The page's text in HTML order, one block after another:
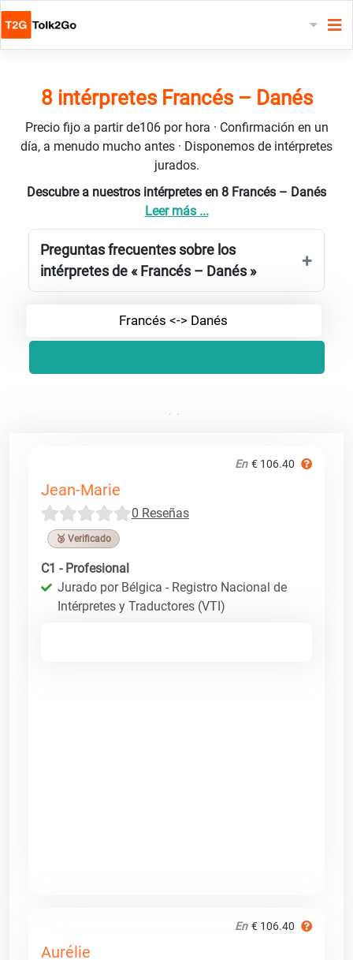
8 intérpretes Francés – Danés
Precio fijo a partir de106 por hora · Confirmación en un
día, a menudo mucho antes · Disponemos de intérpretes
jurados.
Descubre a nuestros intérpretes en 8 Francés – Danés
Leer más ...
Preguntas frecuentes sobre los
intérpretes de « Francés – Danés »
Francés <-> Danés
En € 106.40
Jean-Marie
0 Reseñas
🥉 Verificado
C1 - Profesional
Jurado por Bélgica - Registro Nacional de
Intérpretes y Traductores (VTI)
En € 106.40
Aurélie